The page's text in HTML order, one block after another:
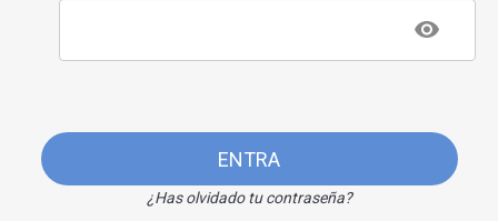
ENTRA
¿Has olvidado tu contraseña?